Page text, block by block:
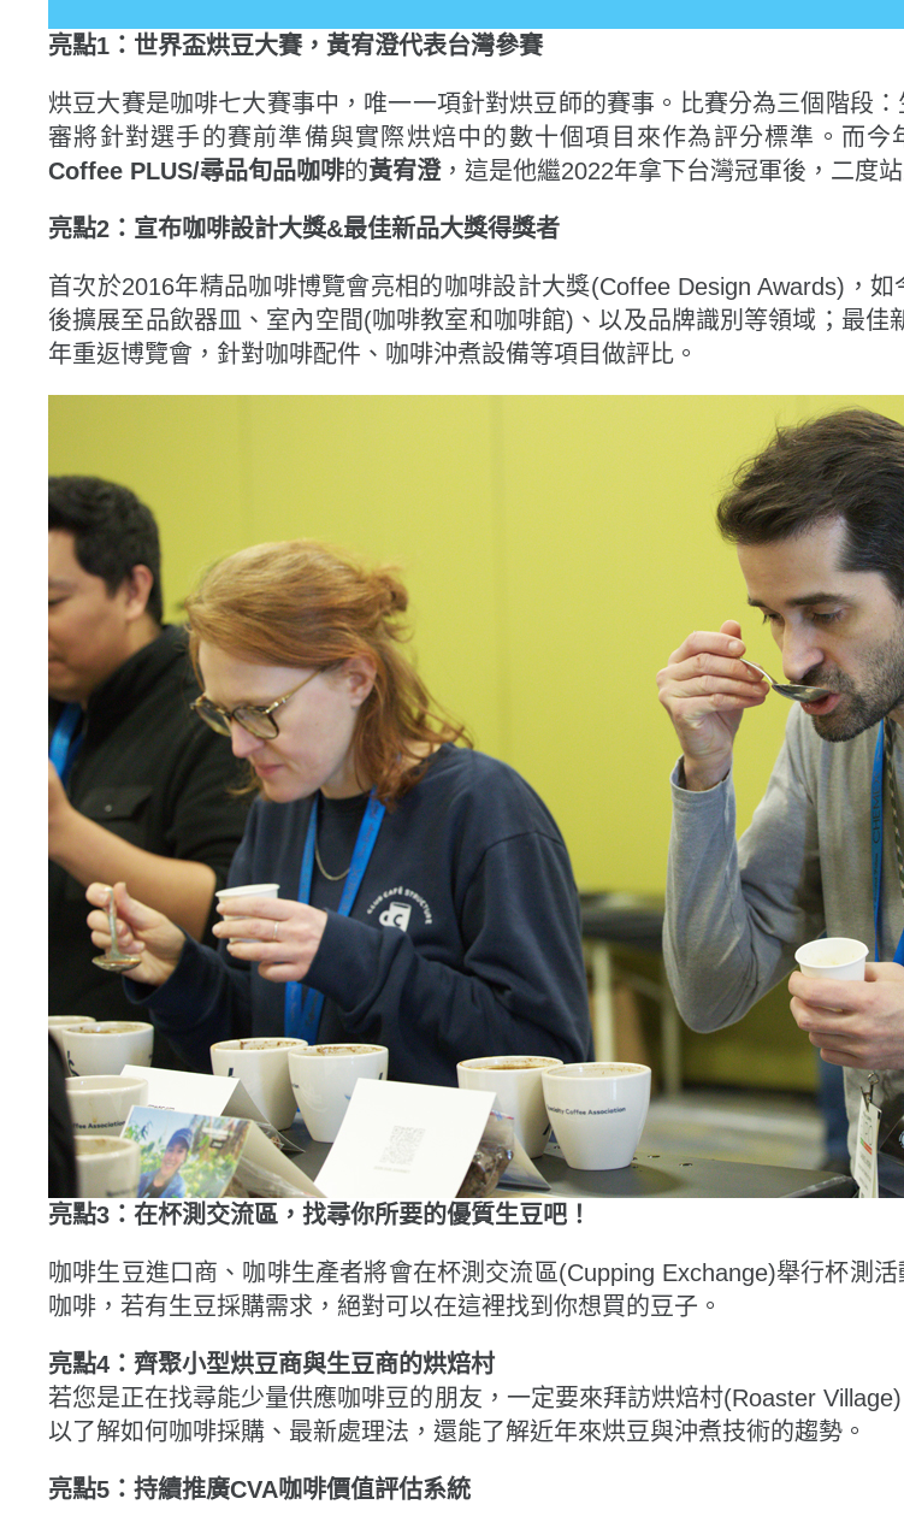
亮點1：世界盃烘豆大賽，黃宥澄代表台灣參賽
烘豆大賽是咖啡七大賽事中，唯一一項針對烘豆師的賽事。比賽分為三個階段
審將針對選手的賽前準備與實際烘焙中的數十個項目來作為評分標準。而今
Coffee PLUS/尋品旬品咖啡的黃宥澄，這是他繼2022年拿下台灣冠軍後，二度
亮點2：宣布咖啡設計大獎&最佳新品大獎得獎者
首次於2016年精品咖啡博覽會亮相的咖啡設計大獎(Coffee Design Awards)，
後擴展至品飲器皿、室內空間(咖啡教室和咖啡館)、以及品牌識別等領域；最
年重返博覽會，針對咖啡配件、咖啡沖煮設備等項目做評比。
亮點3：在杯測交流區，找尋你所要的優質生豆吧！
咖啡生豆進口商、咖啡生產者將會在杯測交流區(Cupping Exchange)舉行杯測
咖啡，若有生豆採購需求，絕對可以在這裡找到你想買的豆子。
亮點4：齊聚小型烘豆商與生豆商的烘焙村
若您是正在找尋能少量供應咖啡豆的朋友，一定要來拜訪烘焙村(Roaster
以了解如何咖啡採購、最新處理法，還能了解近年來烘豆與沖煮技術的趨勢。
亮點5：持續推廣CVA咖啡價值評估系統